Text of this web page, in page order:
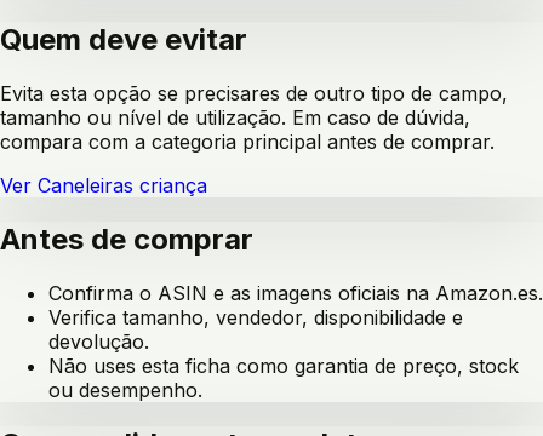
Quem deve evitar
Evita esta opção se precisares de outro tipo de campo,
tamanho ou nível de utilização. Em caso de dúvida,
compara com a categoria principal antes de comprar.
Ver Caneleiras criança
Antes de comprar
Confirma o ASIN e as imagens oficiais na Amazon.es.
Verifica tamanho, vendedor, disponibilidade e
devolução.
Não uses esta ficha como garantia de preço, stock
ou desempenho.